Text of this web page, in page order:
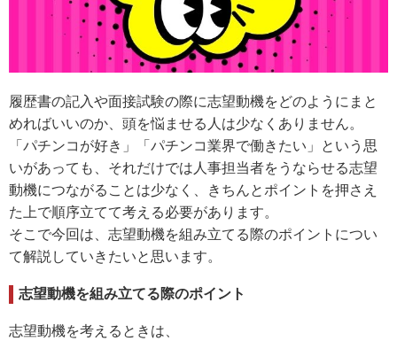
履歴書の記入や面接試験の際に志望動機をどのようにまと
めればいいのか、頭を悩ませる人は少なくありません。
「パチンコが好き」「パチンコ業界で働きたい」という思
いがあっても、それだけでは人事担当者をうならせる志望
動機につながることは少なく、きちんとポイントを押さえ
た上で順序立てて考える必要があります。
そこで今回は、志望動機を組み立てる際のポイントについ
て解説していきたいと思います。
志望動機を組み立てる際のポイント
志望動機を考えるときは、